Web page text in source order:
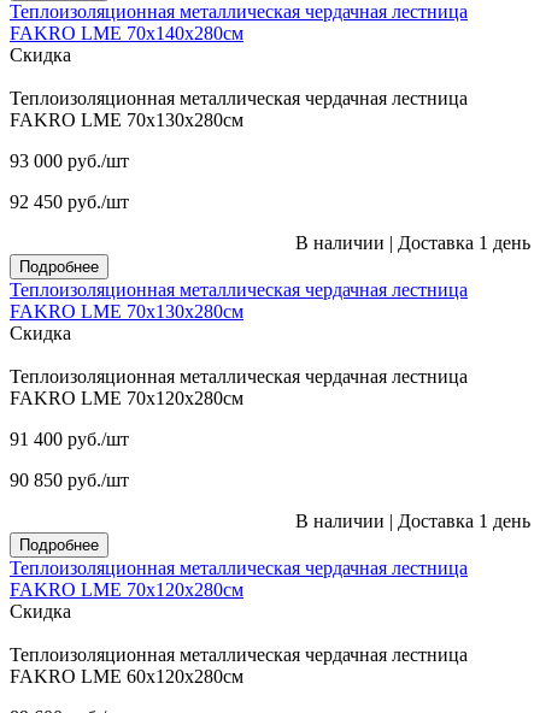
Теплоизоляционная металлическая чердачная лестница
FAKRO LME 70х140х280см
Скидка
Теплоизоляционная металлическая чердачная лестница
FAKRO LME 70х130х280см
93 000 руб./шт
92 450 руб./шт
В наличии | Доставка 1 день
Подробнее
Теплоизоляционная металлическая чердачная лестница
FAKRO LME 70х130х280см
Скидка
Теплоизоляционная металлическая чердачная лестница
FAKRO LME 70х120х280см
91 400 руб./шт
90 850 руб./шт
В наличии | Доставка 1 день
Подробнее
Теплоизоляционная металлическая чердачная лестница
FAKRO LME 70х120х280см
Скидка
Теплоизоляционная металлическая чердачная лестница
FAKRO LME 60х120х280см